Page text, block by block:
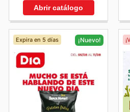
Stay up to date with SPAR Gran
and enjoy exclusive savings
Abrir catálogo
Expira en 5 días ¡Nuevo!